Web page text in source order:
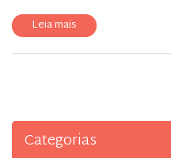
Leia mais
Categorias